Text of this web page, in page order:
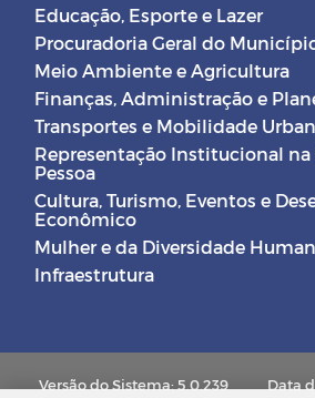
Educação, Esporte e Lazer
Procuradoria Geral do
Meio Ambiente e Agricultura
Finanças, Administração e
Transportes e Mobilidade
Representação Institucional na
Pessoa
Cultura, Turismo, Eventos e
Econômico
Mulher e da Diversidade
Infraestrutura
Versão do Sistema: 5.0.239 Data